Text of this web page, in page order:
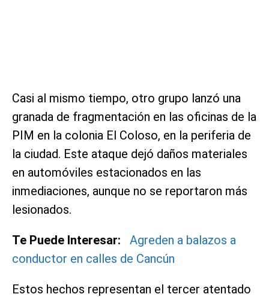
Casi al mismo tiempo, otro grupo lanzó una
granada de fragmentación en las oficinas de la
PIM en la colonia El Coloso, en la periferia de
la ciudad. Este ataque dejó daños materiales
en automóviles estacionados en las
inmediaciones, aunque no se reportaron más
lesionados.
Te Puede Interesar:
Agreden a balazos a
conductor en calles de Cancún
Estos hechos representan el tercer atentado